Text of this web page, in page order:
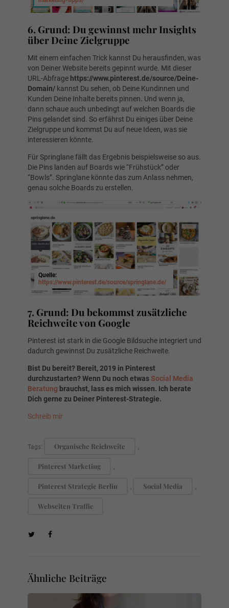
6. Grund: Du gewinnst mehr Insights
über Deine Zielgruppe
Mit einem einfachen Trick kannst Du herausfinden, was
von Deiner Website bereits gepinnt wurde. Mit dieser
URL-Abfrage https://www.pinterest.de/source/Deine-
Domain/ kannst Du sehen, ob Deine Kundinnen und
Kunden Deine Inhalte bereits pinnen. Und wenn ja,
dann schaue auch unbedingt auf welchen Boards die
Pins gelandet sind. So erfährst Du einiges über Deine
Zielgruppe und kommst Du auf neue Ideen, was sie
interessieren könnte.
Für Springlane fällt das Ergebnis beispielsweise so aus.
Die Pins landen auf Boards wie “Frühstück” oder
“Bowls”. Springlane könnte das zum Anlass nehmen,
genau solche Boards zu erstellen.
Quelle:
https://www.pinterest.de/source/springlane.de/
7. Grund: Du bekommst zusätzliche
Reichweite von Google
Pinterest ist stark in die Google Bildsuche integriert und
dadurch gewinnst Du zusätzliche Reichweite.
Bist Du bereit? Bereit, 2019 in Pinterest
durchzustarten? Wenn Du noch etwasSocial Media
Beratung brauchst, lass es mich wissen. Ich berate
Dich gerne zu Deiner Pinterest-Strategie.
Schreib mir
Tags: Organische Reichweite ,
Pinterest Marketing ,
Pinterest Strategie Berlin , Social Media ,
Webseiten Traffic
Ähnliche Beiträge